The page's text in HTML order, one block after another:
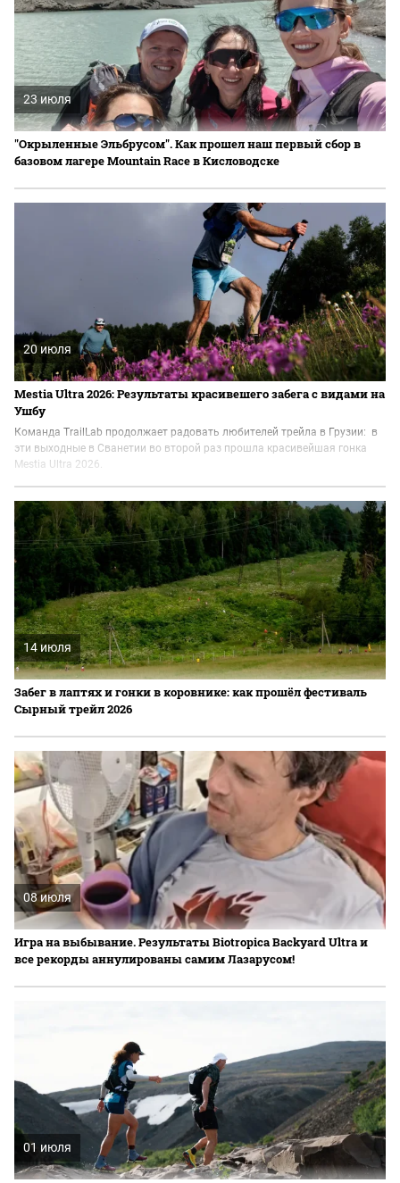
23 июля
"Окрыленные Эльбрусом". Как прошел наш первый сбор в
базовом лагере Mountain Race в Кисловодске
20 июля
Mestia Ultra 2026: Результаты красивешего забега с видами на
Ушбу
Команда TrailLab продолжает радовать любителей трейла в Грузии: в
эти выходные в Сванетии во второй раз прошла красивейшая гонка
Mestia Ultra 2026.
14 июля
Забег в лаптях и гонки в коровнике: как прошёл фестиваль
Сырный трейл 2026
08 июля
Игра на выбывание. Результаты Biotropica Вackyard Ultra и
все рекорды аннулированы самим Лазарусом!
01 июля